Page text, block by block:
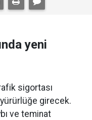
yeni
sigortası
girecek.
ve teminat